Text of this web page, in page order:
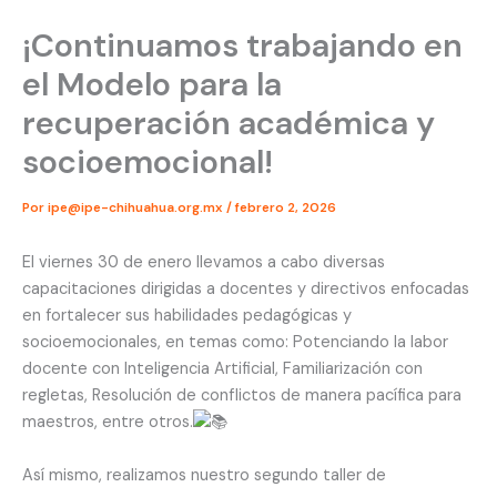
¡Continuamos trabajando en
el Modelo para la
recuperación académica y
socioemocional!
Poripe@ipe-chihuahua.org.mx /febrero 2, 2026
El viernes 30 de enero llevamos a cabo diversas
capacitaciones dirigidas a docentes y directivos enfocadas
en fortalecer sus habilidades pedagógicas y
socioemocionales, en temas como: Potenciando la labor
docente con Inteligencia Artificial, Familiarización con
regletas, Resolución de conflictos de manera pacífica para
maestros, entre otros.
Así mismo, realizamos nuestro segundo taller de